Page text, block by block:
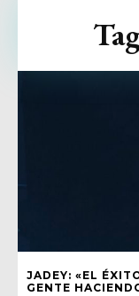
JADEY: «EL
GENTE